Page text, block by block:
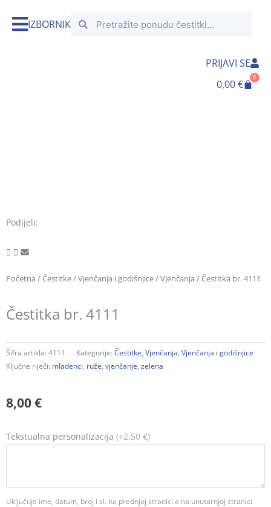
IZBORNIKSearchSearch
PRIJAVI SE
0,00€
0
Cart
Podijeli:
Početna /Čestitke/Vjenčanja i godišnjice/Vjenčanja / Čestitka br. 4111
Čestitka br. 4111
Šifra artikla: 4111 Kategorije: Čestitke, Vjenčanja, Vjenčanja i godišnjice
Ključne riječi: mladenci, ruže, vjenčanje, zelena
8,00€
Tekstualna personalizacija (+2,50 €)
Uključuje ime, datum, broj i sl. na prednjoj stranici a na unutarnjoj stranici
Čestitka